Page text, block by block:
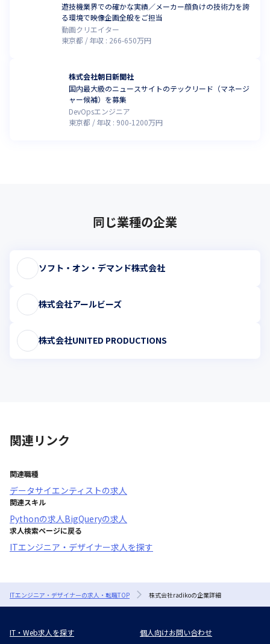
遊技機業界での確かな実績／メーカー顔負けの技術力を誇
る環境で映像企画全般をご担当
動画クリエイター
東京都
年収 : 266-650万円
株式会社朝日新聞社
国内最大級のニュースサイトのテックリード（マネージ
ャー候補）を募集
DevOpsエンジニア
東京都
年収 : 900-1200万円
同じ業種の企業
ソフト・オン・デマンド株式会社
株式会社アールビーズ
株式会社UNITED PRODUCTIONS
関連リンク
関連職種
データサイエンティストの求人
関連スキル
Pythonの求人 BigQueryの求人
求人検索ページに戻る
ITエンジニア・デザイナー求人を探す
ITエンジニア・デザイナーの求人・転職TOP 株式会社radikoの企業詳細
IT・Web求人を探す 個人向けお問い合わせ